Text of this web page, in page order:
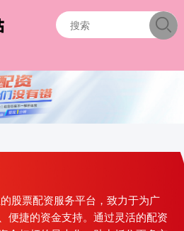
股票配资服务平台，致力于为广
便捷的资金支持。通过灵活的配资